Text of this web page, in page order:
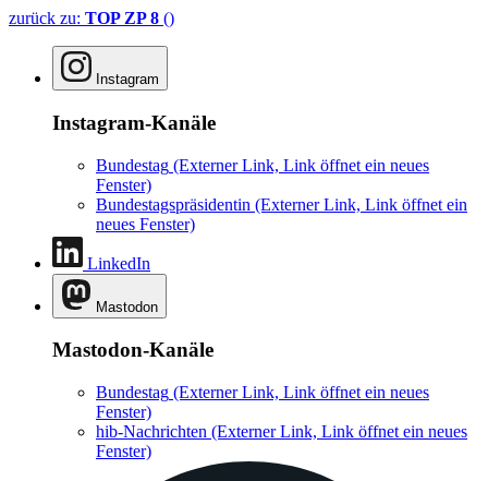
zurück zu: TOP ZP 8 ()
Instagram
Instagram-Kanäle
Bundestag (Externer Link, Link öffnet ein neues
Fenster)
Bundestagspräsidentin (Externer Link, Link öffnet ein
neues Fenster)
LinkedIn
Mastodon
Mastodon-Kanäle
Bundestag (Externer Link, Link öffnet ein neues
Fenster)
hib-Nachrichten (Externer Link, Link öffnet ein neues
Fenster)